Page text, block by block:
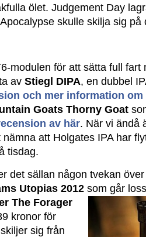
ölet. Judgement Day
skulle skilja sig på
modulen för att sätta full fart
av Stiegl DIPA, en dubbel
och mer information om
Goats Thorny Goat
av här. När vi ändå
att Holgates IPA har
tisdag.
det sällan någon tvekan
Utopias 2012 som går
The Forager
kronor för
sig från